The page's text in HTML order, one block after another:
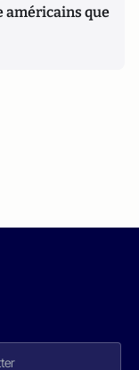
américains que